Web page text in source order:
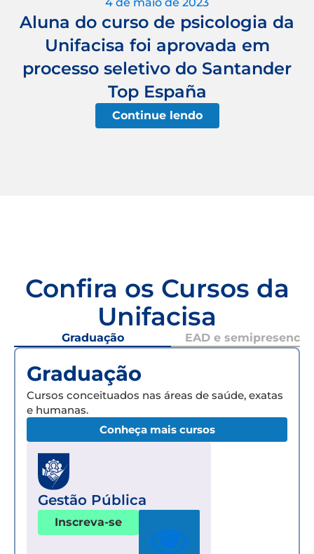
Aluna do curso de psicologia da
Unifacisa foi aprovada em
processo seletivo do Santander
Top España
Continue lendo
Confira os Cursos da
Unifacisa
Graduação EAD e semipresencial
Graduação
Cursos conceituados nas áreas de saúde, exatas
e humanas.
Conheça mais cursos
Gestão Pública
Inscreva-se